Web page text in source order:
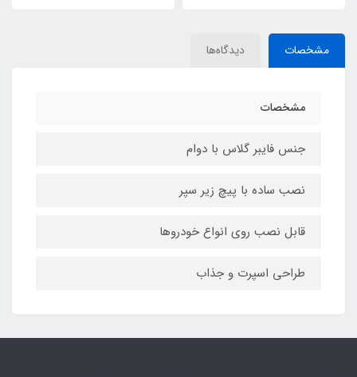
مشخصات دیدگاه‌ها
مشخصات
جنس فایبر گلاس با دوام
نصب ساده با پیچ زیر سپر
قابل نصب روی انواع خودروها
طراحی اسپرت و جذاب